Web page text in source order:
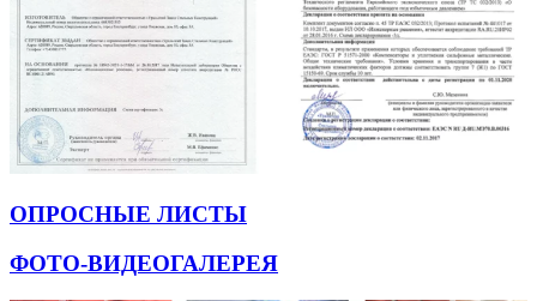
ОПРОСНЫЕ ЛИСТЫ
ФОТО-ВИДЕОГАЛЕРЕЯ